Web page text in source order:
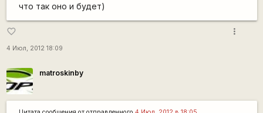
что так оно и будет)
favorite_border
4 Июл, 2012 18:09
more_vert
matroskinby